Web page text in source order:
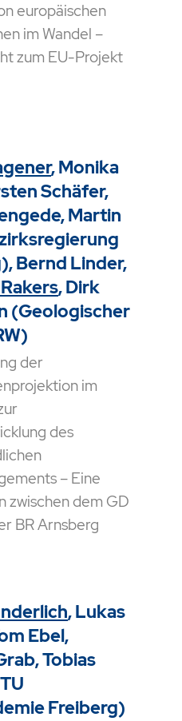
europäischen
im Wandel –
zum EU-Projekt
, Monika
Schäfer,
Martin
Bernd Linder,
, Dirk
(Geologischer
der
im
des
– Eine
zwischen dem GD
BR Arnsberg
, Lukas
Ebel,
Tobias
Freiberg)